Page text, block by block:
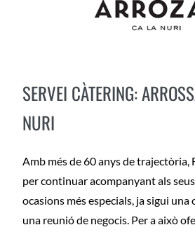
SERVEI CÀTERING:
NURI
Amb més de 60 anys de trajectòria,
per continuar acompanyant als
ocasions més especials, ja sigui
una reunió de negocis. Per a això